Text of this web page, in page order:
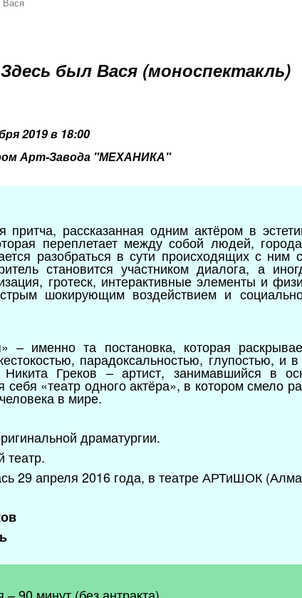
Здесь был Вася (моноспектакль)
2019 в 18:00
Арт-Завода "МЕХАНИКА"
притча, рассказанная одним актёром в
переплетает между собой людей,
разобраться в сути происходящих с ним
становится участником диалога, а
гротеск, интерактивные элементы и
шокирующим воздействием и
– именно та постановка, которая
парадоксальностью, глупостью,
Греков – артист, занимавшийся в
«театр одного актёра», в котором смело
в мире.
драматургии.
театр.
29 апреля 2016 года, в театре АРТиШОК